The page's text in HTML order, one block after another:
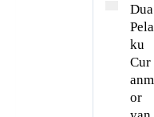
Dua
Pela
ku
Cur
anm
or